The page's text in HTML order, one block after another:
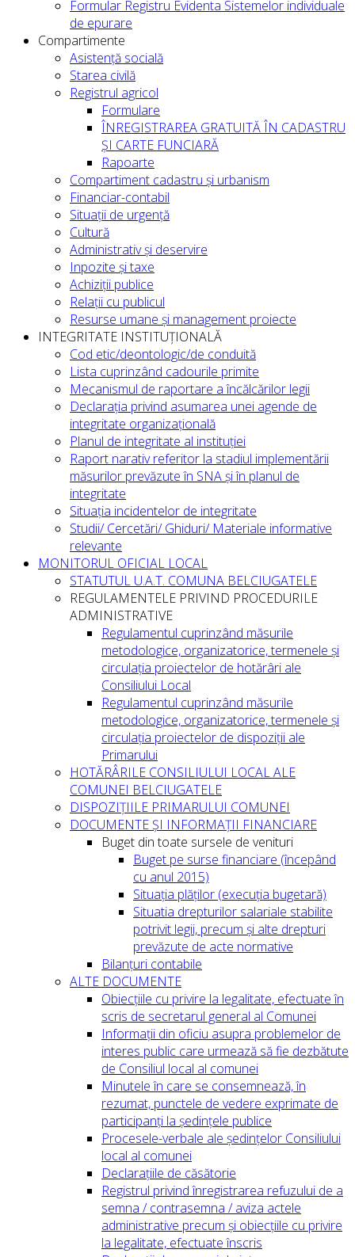
Formular Registru Evidenta Sistemelor individuale
de epurare
Compartimente
Asistență socială
Starea civilă
Registrul agricol
Formulare
ÎNREGISTRAREA GRATUITĂ ÎN CADASTRU
ȘI CARTE FUNCIARĂ
Rapoarte
Compartiment cadastru și urbanism
Financiar-contabil
Situații de urgență
Cultură
Administrativ și deservire
Inpozite și taxe
Achiziții publice
Relații cu publicul
Resurse umane și management proiecte
INTEGRITATE INSTITUȚIONALĂ
Cod etic/deontologic/de conduită
Lista cuprinzând cadourile primite
Mecanismul de raportare a încălcărilor legii
Declarația privind asumarea unei agende de
integritate organizațională
Planul de integritate al instituției
Raport narativ referitor la stadiul implementării
măsurilor prevăzute în SNA și în planul de
integritate
Situația incidentelor de integritate
Studii/ Cercetări/ Ghiduri/ Materiale informative
relevante
MONITORUL OFICIAL LOCAL
STATUTUL U.A.T. COMUNA BELCIUGATELE
REGULAMENTELE PRIVIND PROCEDURILE
ADMINISTRATIVE
Regulamentul cuprinzând măsurile
metodologice, organizatorice, termenele și
circulația proiectelor de hotărâri ale
Consiliului Local
Regulamentul cuprinzând măsurile
metodologice, organizatorice, termenele și
circulația proiectelor de dispoziții ale
Primarului
HOTĂRÂRILE CONSILIULUI LOCAL ALE
COMUNEI BELCIUGATELE
DISPOZIȚIILE PRIMARULUI COMUNEI
DOCUMENTE ȘI INFORMAȚII FINANCIARE
Buget din toate sursele de venituri
Buget pe surse financiare (începând
cu anul 2015)
Situația plăților (execuția bugetară)
Situatia drepturilor salariale stabilite
potrivit legii, precum și alte drepturi
prevăzute de acte normative
Bilanțuri contabile
ALTE DOCUMENTE
Obiecțiile cu privire la legalitate, efectuate în
scris de secretarul general al Comunei
Informații din oficiu asupra problemelor de
interes public care urmează să fie dezbătute
de Consiliul local al comunei
Minutele în care se consemnează, în
rezumat, punctele de vedere exprimate de
participanți la ședințele publice
Procesele-verbale ale ședințelor Consiliului
local al comunei
Declarațiile de căsătorie
Registrul privind înregistrarea refuzului de a
semna / contrasemna / aviza actele
administrative precum și obiecțiile cu privire
la legalitate, efectuate înscris